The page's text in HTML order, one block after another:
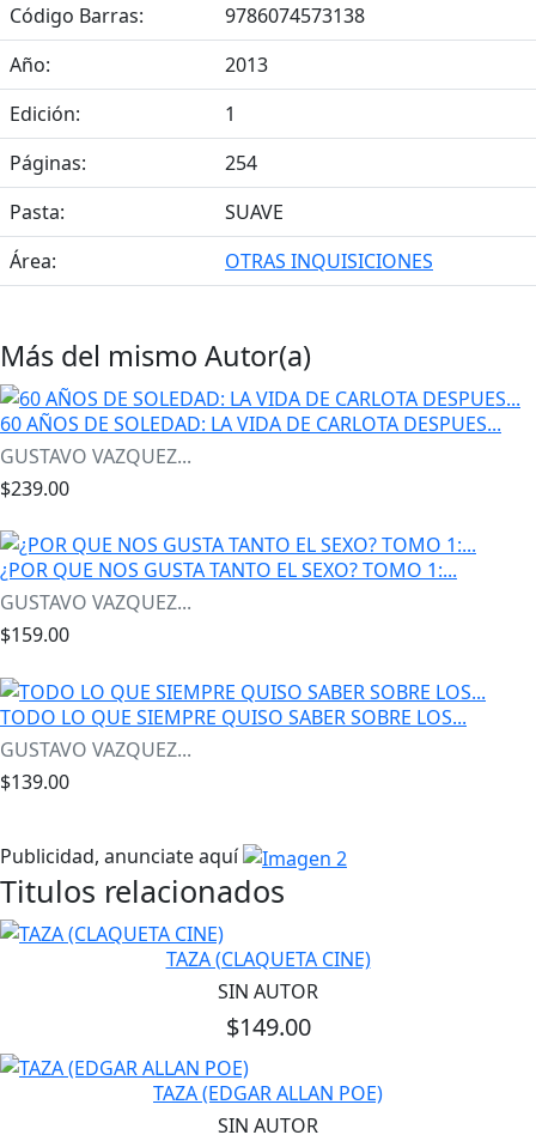
Código Barras:
9786074573138
Año:
2013
Edición:
1
Páginas:
254
Pasta:
SUAVE
Área:
OTRAS INQUISICIONES
Más del mismo Autor(a)
60 AÑOS DE SOLEDAD: LA VIDA DE CARLOTA DESPUES...
GUSTAVO VAZQUEZ...
$239.00
¿POR QUE NOS GUSTA TANTO EL SEXO? TOMO 1:...
GUSTAVO VAZQUEZ...
$159.00
TODO LO QUE SIEMPRE QUISO SABER SOBRE LOS...
GUSTAVO VAZQUEZ...
$139.00
Publicidad, anunciate aquí
Titulos relacionados
TAZA (CLAQUETA CINE)
SIN AUTOR
$149.00
TAZA (EDGAR ALLAN POE)
SIN AUTOR